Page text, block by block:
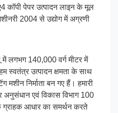
कॉपी पेपर उत्पादन लाइन के मूल
2004 से उद्योग में अग्रणी
लगभग 140,000 वर्ग मीटर में
स्वतंत्र उत्पादन क्षमता के साथ
निर्माता बन गए हैं। हमारी
अनुसंधान एवं विकास विभाग 100
ग्राहक आधार का समर्थन करते